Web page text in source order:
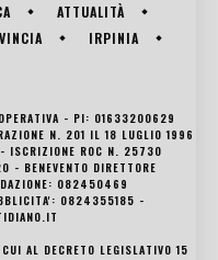
ATTUALITÀ
IRPINIA
- PI: 01633200629
N. 201 IL 18 LUGLIO 1996
- ISCRIZIONE ROC N. 25730
- BENEVENTO DIRETTORE
082450469
0824355185 -
AL DECRETO LEGISLATIVO 15